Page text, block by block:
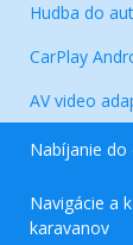
Hudba do
CarPlay
AV video
Nabíjanie
Navigácie a
karavanov